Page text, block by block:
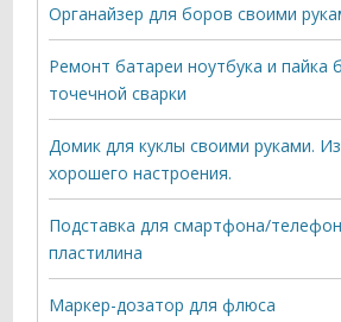
Органайзер для боров своими
Ремонт батареи ноутбука и пайка
точечной сварки
Домик для куклы своими руками.
хорошего настроения.
Подставка для смартфона/
пластилина
Маркер-дозатор для флюса